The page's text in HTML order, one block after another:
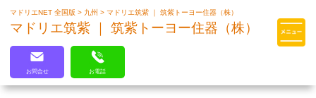
マドリエはLIXILの厳しい基準を
クリアした住まいのプロ集団です
マドリエNET 全国版> 九州>マドリエ筑紫 ｜ 筑紫トーヨー住器（株）
マドリエ筑紫 ｜ 筑紫トーヨー住器（株）
お問合せ お電話